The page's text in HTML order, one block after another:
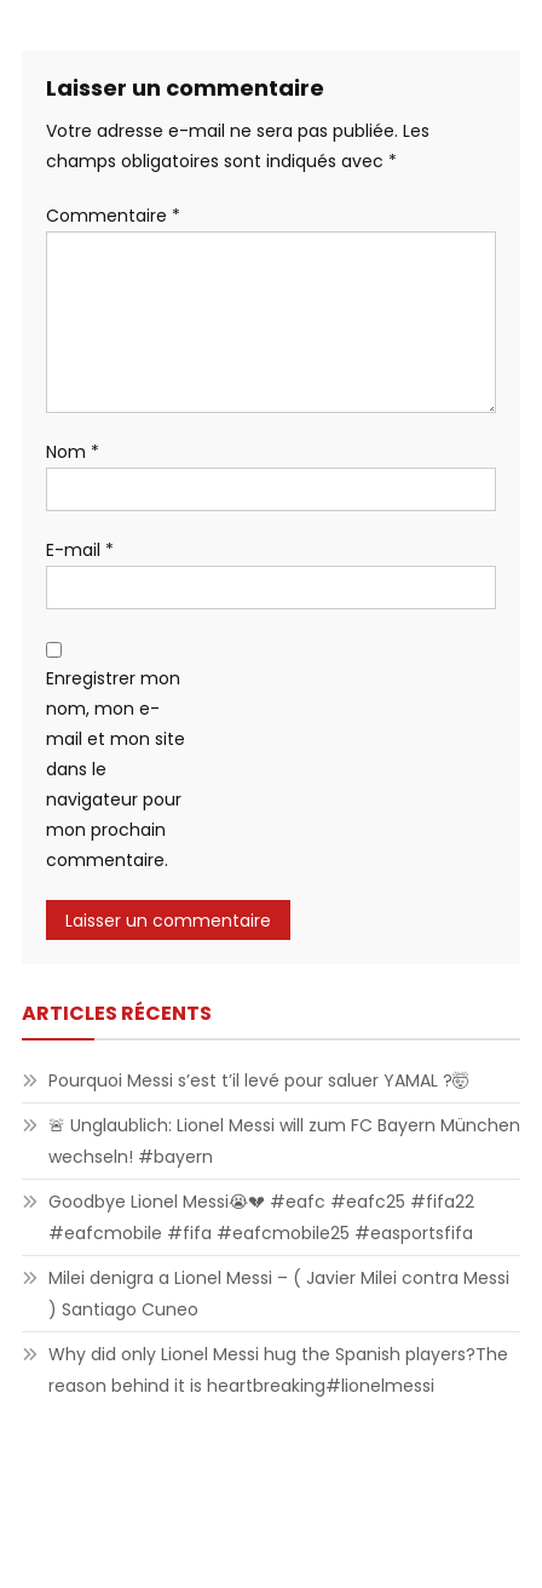
Laisser un commentaire
Votre adresse e-mail ne sera pas publiée. Les
champs obligatoires sont indiqués avec *
Commentaire *
Nom *
E-mail *
Enregistrer mon
nom, mon e-
mail et mon site
dans le
navigateur pour
mon prochain
commentaire.
ARTICLES RÉCENTS
Pourquoi Messi s’est t’il levé pour saluer YAMAL ?🤯
🚨 Unglaublich: Lionel Messi will zum FC Bayern München
wechseln! #bayern
Goodbye Lionel Messi😭💔 #eafc #eafc25 #fifa22
#eafcmobile #fifa #eafcmobile25 #easportsfifa
Milei denigra a Lionel Messi – ( Javier Milei contra Messi
) Santiago Cuneo
Why did only Lionel Messi hug the Spanish players?The
reason behind it is heartbreaking#lionelmessi